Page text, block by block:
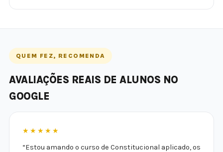
QUEM FEZ, RECOMENDA
AVALIAÇÕES REAIS DE ALUNOS NO
GOOGLE
★★★★★
“Estou amando o curso de Constitucional aplicado, os